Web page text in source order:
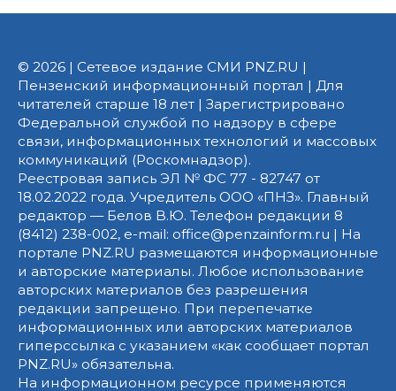
© 2026 | Сетевое издание СМИ PNZ.RU |
Пензенский информационный портал | Для
читателей старше 18 лет | Зарегистрировано
Федеральной службой по надзору в сфере
связи, информационных технологий и массовых
коммуникаций (Роскомнадзор).
Реестровая запись ЭЛ № ФС 77 - 82747 от
18.02.2022 года. Учредитель ООО «ПНЗ». Главный
редактор — Белов В.Ю. Телефон редакции 8
(8412) 238-002, e-mail: office@penzainform.ru | На
портале PNZ.RU размещаются информационные
и авторские материалы. Любое использование
авторских материалов без разрешения
редакции запрещено. При перепечатке
информационных или авторских материалов
гиперссылка с указанием «как сообщает портал
PNZ.RU» обязательна.
На информационном ресурсе применяются